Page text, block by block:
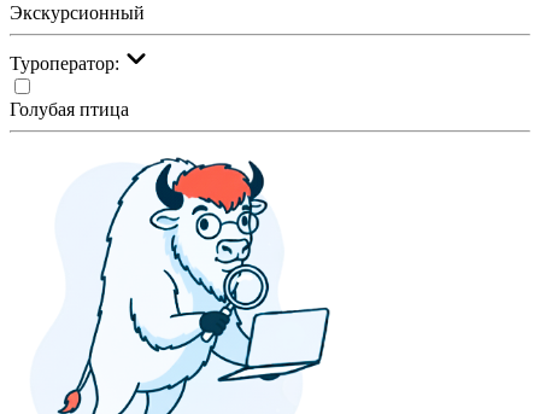
Экскурсионный
Туроператор:
Голубая птица